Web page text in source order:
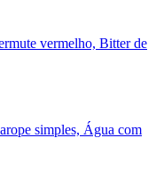
vermelho, Bitter de
simples, Água com